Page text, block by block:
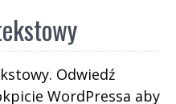
Odwiedź
WordPressa aby